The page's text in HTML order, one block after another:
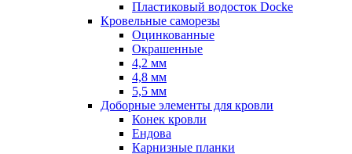
Пластиковый водосток Docke
Кровельные саморезы
Оцинкованные
Окрашенные
4,2 мм
4,8 мм
5,5 мм
Доборные элементы для кровли
Конек кровли
Ендова
Карнизные планки